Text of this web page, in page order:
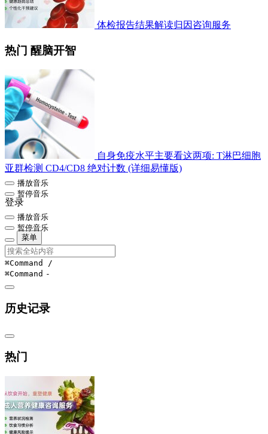
体检报告结果解读归因咨询服务
热门 醒脑开智
自身免疫水平主要看这两项: T淋巴细胞
亚群检测 CD4/CD8 绝对计数 (详细易懂版)
播放音乐
暂停音乐
登录
播放音乐
暂停音乐
菜单
⌘Command /
⌘Command -
历史记录
热门